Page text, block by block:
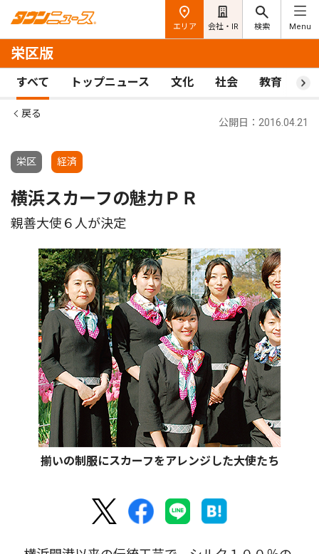
エリア 会社・IR 検索 Menu
栄区版
すべて トップニュース 文化 社会 教育 ス
戻る
栄区 経済
公開日：2016.04.21
横浜スカーフの魅力ＰＲ
親善大使６人が決定
揃いの制服にスカーフをアレンジした大使たち